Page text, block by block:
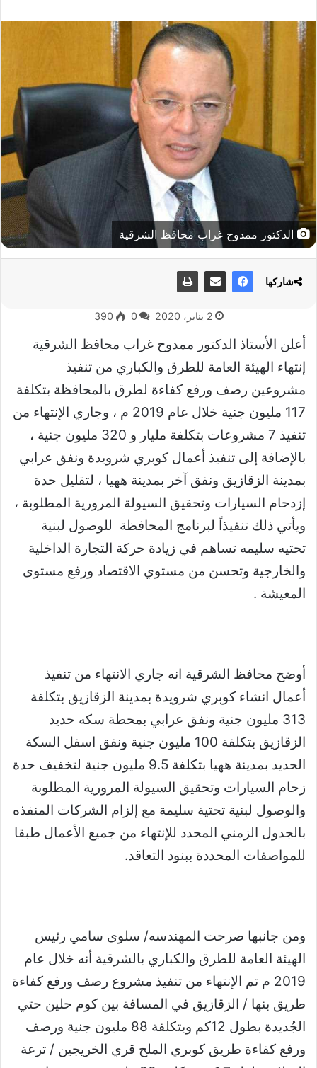
الدكتور ممدوح غراب محافظ الشرقية
2 يناير، 2020 0
390
أعلن الأستاذ الدكتور ممدوح غراب محافظ الشرقية
إنتهاء الهيئة العامة للطرق والكباري من ‏‏تنفيذ
مشروعين رصف ورفع كفاءة لطرق بالمحافظة بتكلفة
117 مليون جنية خلال عام 2019 م ‏‏، وجاري الإنتهاء من
تنفيذ 7 مشروعات بتكلفة مليار و 320 مليون جنية ،
بالإضافة إلى تنفيذ أعمال ‏كوبري ‏شرويدة ونفق عرابي
بمدينة الزقازيق ونفق آخر بمدينة ههيا ، لتقليل حدة
إزدحام السيارات ‏وتحقيق السيولة المرورية المطلوبة ،
ويأتي ذلك تنفيذاً لبرنامج المحافظة ‏‎ ‎للوصول لبنية
تحتيه ‏سليمه تساهم في زيادة ‏حركة التجارة الداخلية
والخارجية وتحسن من مستوي الاقتصاد ورفع ‏مستوى
المعيشة .‏
أوضح محافظ الشرقية انه جاري الانتهاء من تنفيذ
أعمال انشاء كوبري شرويدة بمدينة الزقازيق ‏بتكلفة
313 مليون جنية ونفق عرابي بمحطة سكه حديد
الزقازيق بتكلفة 100 مليون جنية ونفق ‏اسفل السكة
الحديد بمدينة ههيا بتكلفة 9.5 مليون جنية لتخفيف حدة
زحام السيارات وتحقيق ‏السيولة المرورية المطلوبة
والوصول لبنية تحتية سليمة‎ ‎مع إلزام الشركات ‏المنفذه
بالجدول ‏الزمني المحدد للإنتهاء من جميع الأعمال طبقا
للمواصفات المحددة ببنود التعاقد‏.‏
ومن جانبها صرحت المهندسه/ سلوى سامي رئيس
الهيئة العامة للطرق والكباري بالشرقية أنه خلال ‏عام
2019 م تم الإنتهاء من تنفيذ مشروع رصف ورفع كفاءة
طريق بنها / الزقازيق في المسافة ‏بين كوم حلين حتي
الجُديدة بطول 12كم وبتكلفة 88 مليون جنية ورصف
ورفع كفاءة طريق ‏كوبري الملح قري الخريجين / ترعة
شاركها